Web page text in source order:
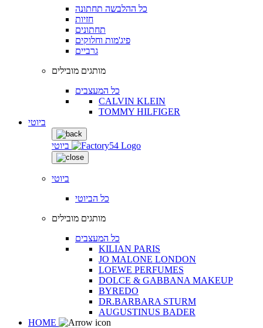
כל ההלבשה תחתונה
חזיות
תחתונים
פיג'מות וחלוקים
גרביים
מותגים מובילים
כל המעצבים
CALVIN KLEIN
TOMMY HILFIGER
ביוטי
ביוטי
ביוטי
כל הביוטי
מותגים מובילים
כל המעצבים
KILIAN PARIS
JO MALONE LONDON
LOEWE PERFUMES
DOLCE & GABBANA MAKEUP
BYREDO
DR.BARBARA STURM
AUGUSTINUS BADER
HOME